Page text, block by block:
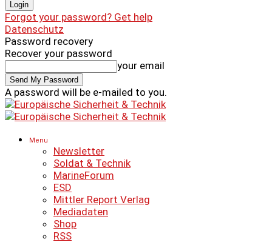
Forgot your password? Get help
Datenschutz
Password recovery
Recover your password
your email
A password will be e-mailed to you.
Menu
Newsletter
Soldat & Technik
MarineForum
ESD
Mittler Report Verlag
Mediadaten
Shop
RSS